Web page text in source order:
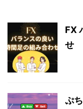
FX
せ
ぷ